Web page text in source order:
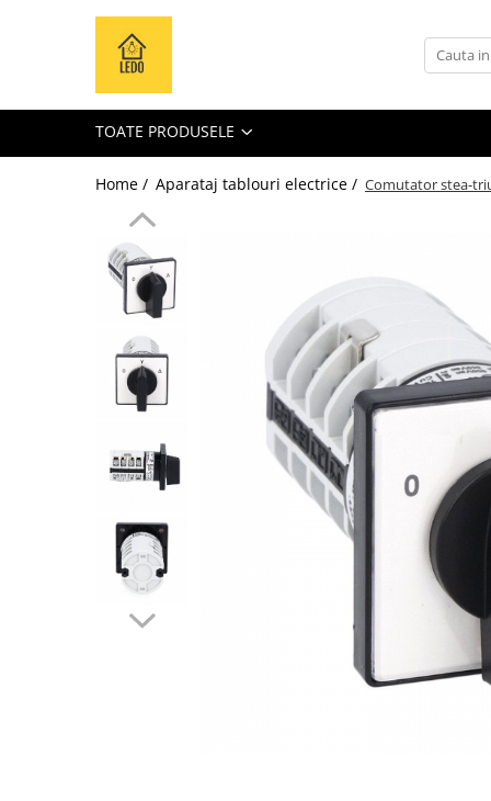
Toate Produsele
Tuburi LED
Tablouri electrice
Tablouri metalice
Dulapuri metalice
Tablouri din plastic
Tablouri organizare de santier
Accesorii tablouri electrice
Aparataj tablouri electrice
Sigurante automate
Sigurante fuzibile
Intrerupatoare pentru tablouri
TOATE PRODUSELE
Home / Aparataj tablouri electrice / Comutator stea-